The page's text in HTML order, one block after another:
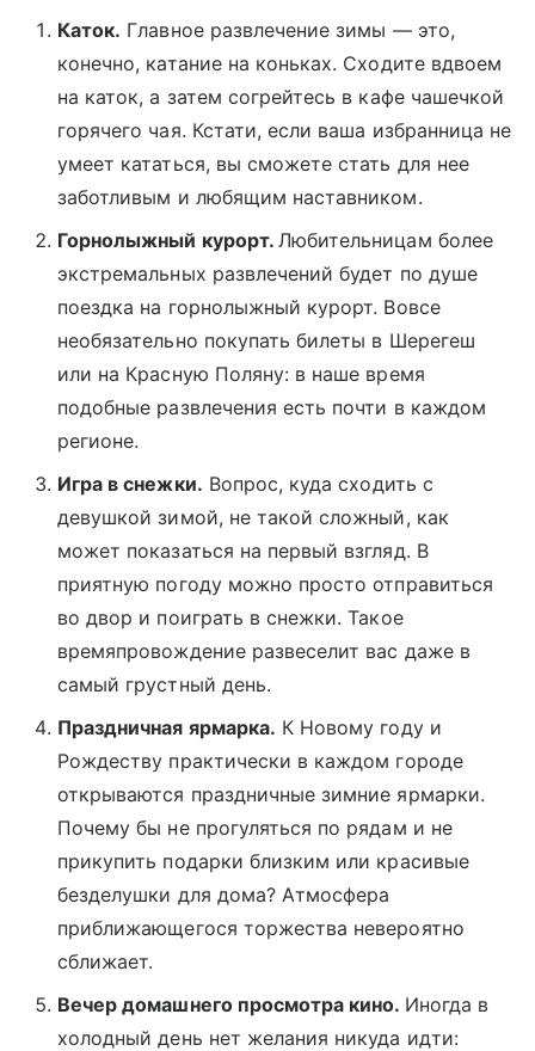
Каток. Главное развлечение зимы — это,
конечно, катание на коньках. Сходите вдвоем
на каток, а затем согрейтесь в кафе чашечкой
горячего чая. Кстати, если ваша избранница не
умеет кататься, вы сможете стать для нее
заботливым и любящим наставником.
Горнолыжный курорт. Любительницам более
экстремальных развлечений будет по душе
поездка на горнолыжный курорт. Вовсе
необязательно покупать билеты в Шерегеш
или на Красную Поляну: в наше время
подобные развлечения есть почти в каждом
регионе.
Игра в снежки. Вопрос, куда сходить с
девушкой зимой, не такой сложный, как
может показаться на первый взгляд. В
приятную погоду можно просто отправиться
во двор и поиграть в снежки. Такое
времяпровождение развеселит вас даже в
самый грустный день.
Праздничная ярмарка. К Новому году и
Рождеству практически в каждом городе
открываются праздничные зимние ярмарки.
Почему бы не прогуляться по рядам и не
прикупить подарки близким или красивые
безделушки для дома? Атмосфера
приближающегося торжества невероятно
сближает.
Вечер домашнего просмотра кино. Иногда в
холодный день нет желания никуда идти: